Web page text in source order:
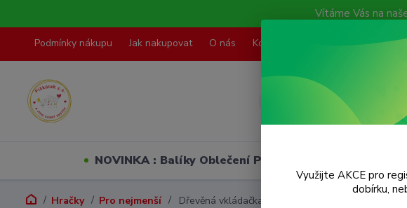
Vítáme Vás na
Podmínky nákupu Jak nakupovat O nás Kontakty
NOVINKA : Balíky Oblečení PO VELIKOSTECH
Hračky Pro nejmenší Dřevěná vkládačka - hodiny
Využijte AKCE pro
dobírku,